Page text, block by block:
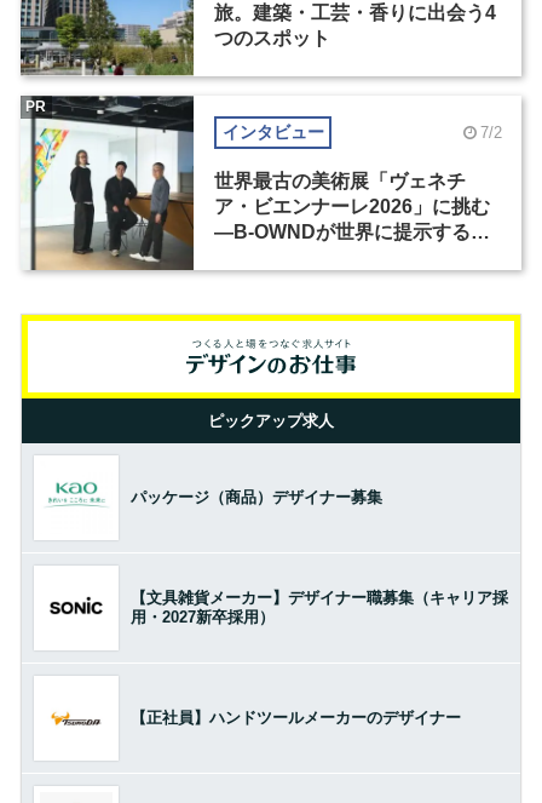
旅。建築・工芸・香りに出会う4
つのスポット
インタビュー 7/2
世界最古の美術展「ヴェネチ
ア・ビエンナーレ2026」に挑む
―B-OWNDが世界に提示する美
PR
ピックアップ求人
パッケージ（商品）デザイナー募集
【文具雑貨メーカー】デザイナー職募集（キャリア採
用・2027新卒採用）
【正社員】ハンドツールメーカーのデザイナー